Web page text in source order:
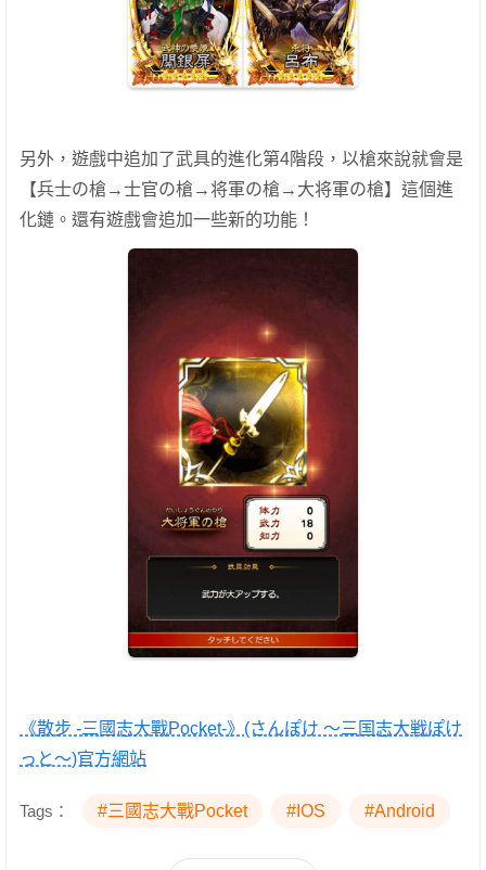
另外，遊戲中追加了武具的進化第4階段，以槍來說就會是
【兵士の槍→士官の槍→将軍の槍→大将軍の槍】這個進
化鏈。還有遊戲會追加一些新的功能！
《散步 -三國志大戰Pocket-》(さんぽけ ～三国志大戦ぽけ
っと～)官方網站
Tags： #三國志大戰Pocket #IOS #Android